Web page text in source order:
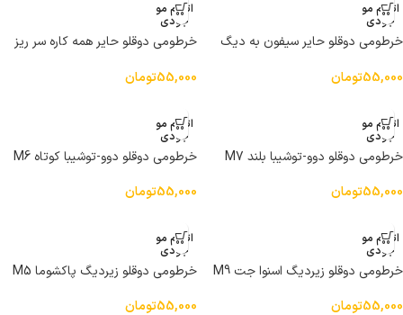
اتمام مو
جودی
خرطومی دوقلو حایر سیفون به دیگ
55,000تومان
اتمام مو
جودی
خرطومی دوقلو حایر همه کاره سر ریز
55,000تومان
اتمام مو
جودی
خرطومی دوقلو دوو-توشیبا بلند M7
55,000تومان
اتمام مو
جودی
خرطومی دوقلو دوو-توشیبا کوتاه M6
55,000تومان
اتمام مو
جودی
خرطومی دوقلو زیردیگ اسنوا جت M9
55,000تومان
اتمام مو
جودی
خرطومی دوقلو زیردیگ پاکشوما M5
55,000تومان